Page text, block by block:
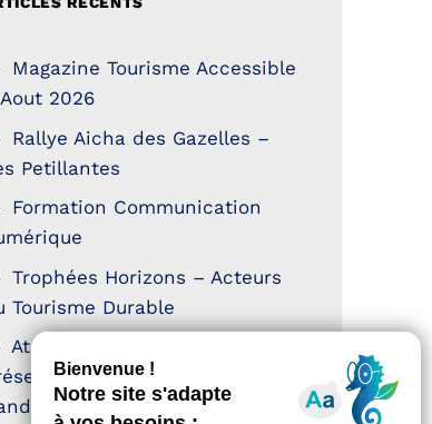
Magazine Tourisme Accessible
2026
Rallye Aicha des Gazelles –
Petillantes
Formation Communication
Trophées Horizons – Acteurs
Tourisme Durable
Atout France – flyer
label Tourisme &